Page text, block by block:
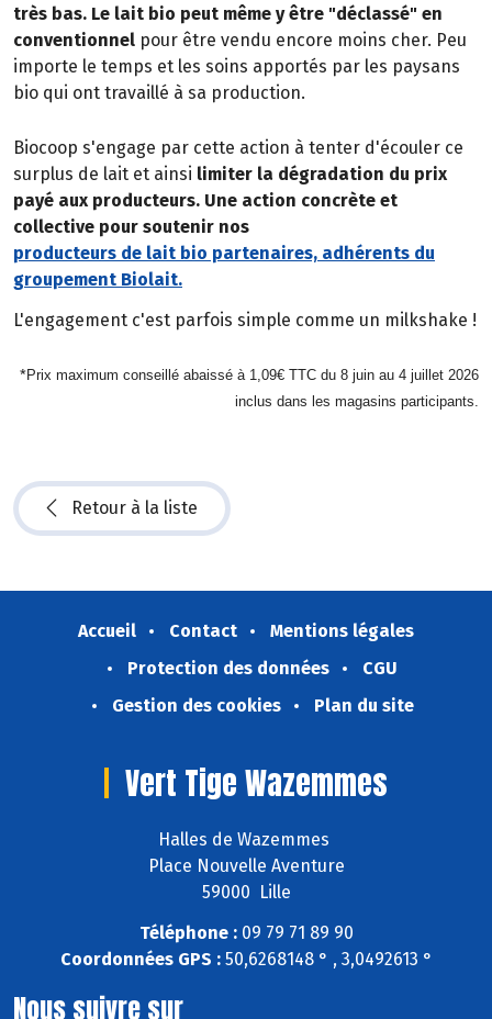
très bas. Le lait bio peut même y être "déclassé" en
conventionnel pour être vendu encore moins cher. Peu
importe le temps et les soins apportés par les paysans
bio qui ont travaillé à sa production.
Biocoop s'engage par cette action à tenter d'écouler ce
surplus de lait et ainsi limiter la dégradation du prix
payé aux producteurs. Une action concrète et
collective pour soutenir nos
producteurs de lait bio partenaires, adhérents du
groupement Biolait.
L'engagement c'est parfois simple comme un milkshake !
*Prix maximum conseillé abaissé à 1,09€ TTC du 8 juin au 4 juillet 2026
inclus dans les magasins participants.
Retour à la liste
Accueil Contact
Mentions légales
Protection des données
CGU
Gestion des cookies
Plan du site
Vert Tige Wazemmes
Halles de Wazemmes
Place Nouvelle Aventure
59000 Lille
Téléphone :09 79 71 89 90
Coordonnées GPS :50,6268148 ° , 3,0492613 °
Nous suivre sur